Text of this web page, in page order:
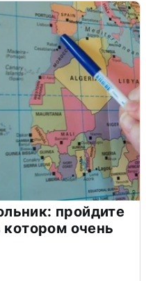
пройдите
котором очень